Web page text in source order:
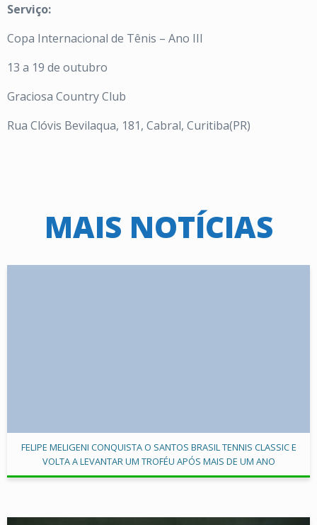
Serviço:
Copa Internacional de Tênis – Ano III
13 a 19 de outubro
Graciosa Country Club
Rua Clóvis Bevilaqua, 181, Cabral, Curitiba(PR)
MAIS NOTÍCIAS
FELIPE MELIGENI CONQUISTA O SANTOS BRASIL TENNIS CLASSIC E
VOLTA A LEVANTAR UM TROFÉU APÓS MAIS DE UM ANO